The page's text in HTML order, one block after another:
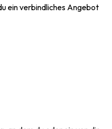
ein verbindliches Angebot